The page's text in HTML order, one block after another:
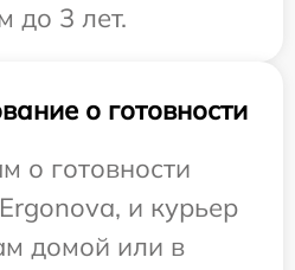
до 3 лет.
о готовности
о готовности
и курьер
домой или в